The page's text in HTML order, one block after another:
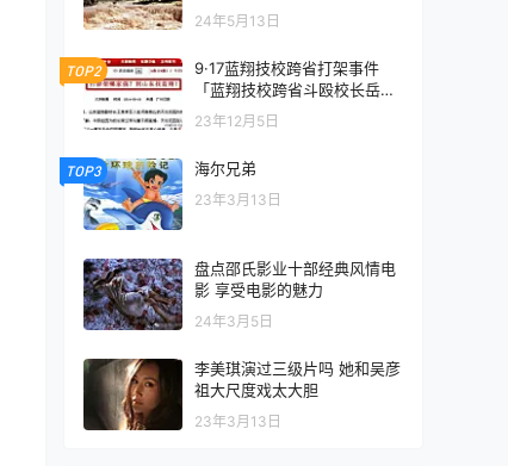
24年5月13日
TOP2
9·17蓝翔技校跨省打架事件
「蓝翔技校跨省斗殴校长岳父
案一审8人获刑」
23年12月5日
TOP3 海尔兄弟
23年3月13日
盘点邵氏影业十部经典风情电
影 享受电影的魅力
24年3月5日
李美琪演过三级片吗 她和吴彦
祖大尺度戏太大胆
23年3月13日